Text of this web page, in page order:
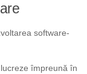
software-
împreună în